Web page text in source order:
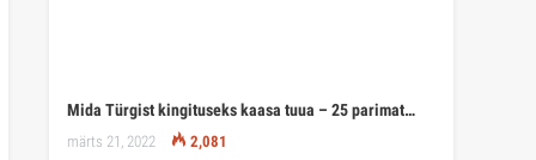
Mida Türgist kingituseks kaasa tuua – 25 parimat…
märts 21, 2022 2,081